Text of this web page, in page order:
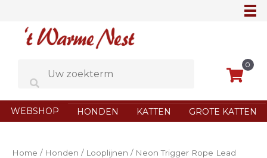
0
WEBSHOP HONDEN KATTEN GROTE KATTEN
Home / Honden / Looplijnen / Neon Trigger Rope Lead